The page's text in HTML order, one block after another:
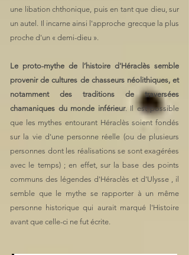
une libation chthonique, puis en tant que dieu, sur
un autel. Il incarne ainsi l'approche grecque la plus
proche d'un « demi-dieu ».
Le proto-mythe de l’histoire d'Héraclès semble
provenir de cultures de chasseurs néolithiques, et
notamment des traditions de traversées
chamaniques du monde inférieur. Il est possible
que les mythes entourant Héraclès soient fondés
sur la vie d'une personne réelle (ou de plusieurs
personnes dont les réalisations se sont exagérées
avec le temps) ; en effet, sur la base des points
communs des légendes d'Héraclès et d'Ulysse , il
semble que le mythe se rapporter à un même
personne historique qui aurait marqué l'Histoire
avant que celle-ci ne fut écrite.